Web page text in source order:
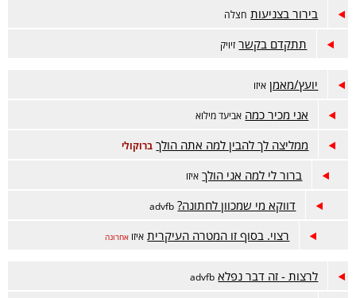
בירור בצניעות חצלה
תתקדם בקשר זיויק
יועץ/מאמן איזו
אני מכיר כמה אביעד מילוא
ממליצה לך להבין למה אתה הולך ברוקולי
ברור לי למה אני הולך איזו
דווקא מי שמכוון לחתונה? advfb
רצוי. בסוף זו המטרה העיקרית איזו אחרונה
לרצות - זה דבר נפלא advfb